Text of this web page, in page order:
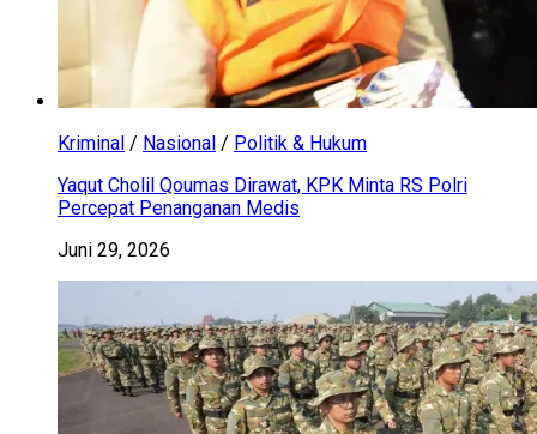
Kriminal / Nasional / Politik & Hukum
Yaqut Cholil Qoumas Dirawat, KPK Minta RS Polri
Percepat Penanganan Medis
Juni 29, 2026